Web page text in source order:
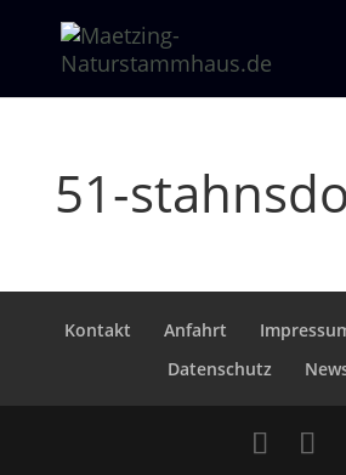
51-
Kontakt Anfahrt
Datenschutz